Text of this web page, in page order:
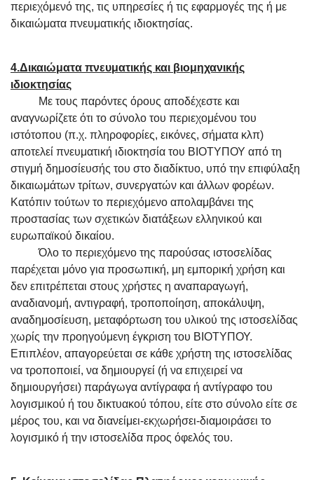
περιεχόμενό της, τις υπηρεσίες ή τις εφαρμογές της ή με
δικαιώματα πνευματικής ιδιοκτησίας.
4.Δικαιώματα πνευματικής και βιομηχανικής
ιδιοκτησίας
Με τους παρόντες όρους αποδέχεστε και
αναγνωρίζετε ότι το σύνολο του περιεχομένου του
ιστότοπου (π.χ. πληροφορίες, εικόνες, σήματα κλπ)
αποτελεί πνευματική ιδιοκτησία του ΒΙΟΤΥΠΟΥ από τη
στιγμή δημοσίευσής του στο διαδίκτυο, υπό την επιφύλαξη
δικαιωμάτων τρίτων, συνεργατών και άλλων φορέων.
Κατόπιν τούτων το περιεχόμενο απολαμβάνει της
προστασίας των σχετικών διατάξεων ελληνικού και
ευρωπαϊκού δικαίου.
Όλο το περιεχόμενο της παρούσας ιστοσελίδας
παρέχεται μόνο για προσωπική, μη εμπορική χρήση και
δεν επιτρέπεται στους χρήστες η αναπαραγωγή,
αναδιανομή, αντιγραφή, τροποποίηση, αποκάλυψη,
αναδημοσίευση, μεταφόρτωση του υλικού της ιστοσελίδας
χωρίς την προηγούμενη έγκριση του ΒΙΟΤΥΠΟΥ.
Επιπλέον, απαγορεύεται σε κάθε χρήστη της ιστοσελίδας
να τροποποιεί, να δημιουργεί (ή να επιχειρεί να
δημιουργήσει) παράγωγα αντίγραφα ή αντίγραφο του
λογισμικού ή του δικτυακού τόπου, είτε στο σύνολο είτε σε
μέρος του, και να διανείμει-εκχωρήσει-διαμοιράσει το
λογισμικό ή την ιστοσελίδα προς όφελός του.